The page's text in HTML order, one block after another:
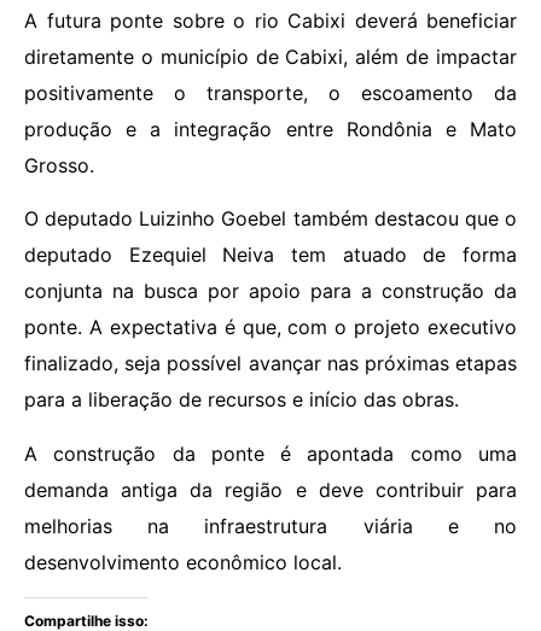
A futura ponte sobre o rio Cabixi deverá beneficiar
diretamente o município de Cabixi, além de impactar
positivamente o transporte, o escoamento da
produção e a integração entre Rondônia e Mato
Grosso.
O deputado Luizinho Goebel também destacou que o
deputado Ezequiel Neiva tem atuado de forma
conjunta na busca por apoio para a construção da
ponte. A expectativa é que, com o projeto executivo
finalizado, seja possível avançar nas próximas etapas
para a liberação de recursos e início das obras.
A construção da ponte é apontada como uma
demanda antiga da região e deve contribuir para
melhorias na infraestrutura viária e no
desenvolvimento econômico local.
Compartilhe isso: